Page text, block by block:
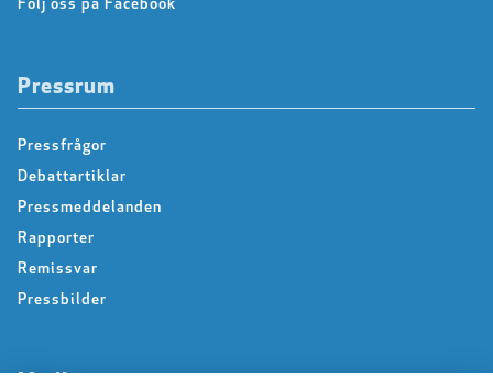
Följ oss på Facebook
Pressrum
Pressfrågor
Debattartiklar
Pressmeddelanden
Rapporter
Remissvar
Pressbilder